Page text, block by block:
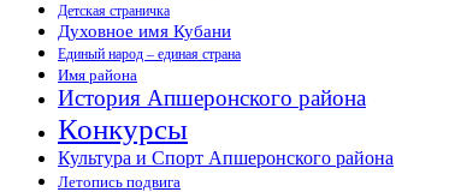
Детская страничка
Духовное имя Кубани
Единый народ – единая страна
Имя района
История Апшеронского района
Конкурсы
Культура и Спорт Апшеронского района
Летопись подвига